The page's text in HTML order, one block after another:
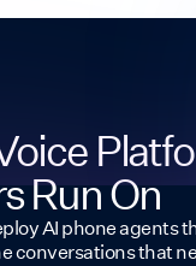
Run On
AI phone agents
conversations that